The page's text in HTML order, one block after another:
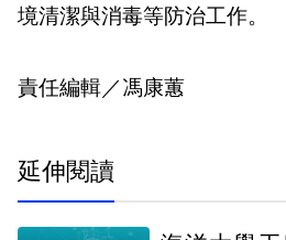
境清潔與消毒等防治工作。
責任編輯／馮康蕙
延伸閱讀